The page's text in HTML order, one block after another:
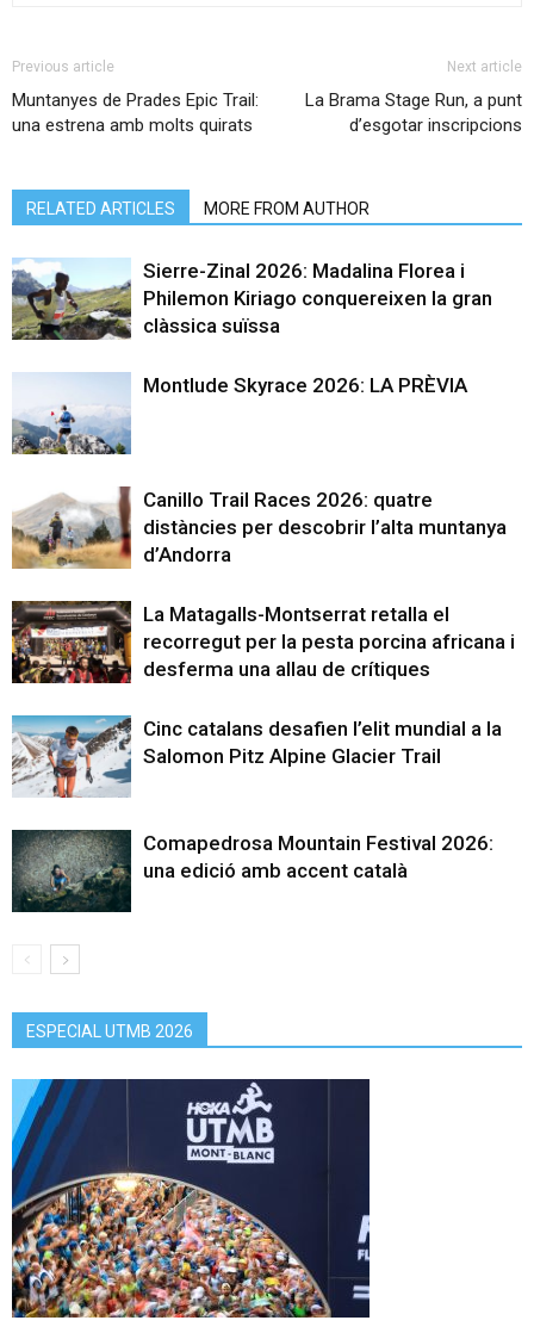
Previous article
Muntanyes de Prades Epic Trail:
una estrena amb molts quirats
Next article
La Brama Stage Run, a punt
d’esgotar inscripcions
RELATED ARTICLES MORE FROM AUTHOR
Sierre-Zinal 2026: Madalina Florea i
Philemon Kiriago conquereixen la gran
clàssica suïssa
Montlude Skyrace 2026: LA PRÈVIA
Canillo Trail Races 2026: quatre
distàncies per descobrir l’alta muntanya
d’Andorra
La Matagalls-Montserrat retalla el
recorregut per la pesta porcina africana i
desferma una allau de crítiques
Cinc catalans desafien l’elit mundial a la
Salomon Pitz Alpine Glacier Trail
Comapedrosa Mountain Festival 2026:
una edició amb accent català
ESPECIAL UTMB 2026